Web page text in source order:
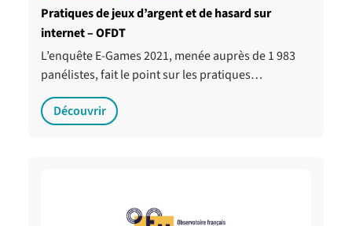
Pratiques de jeux d’argent et de hasard sur
internet – OFDT
L’enquête E-Games 2021, menée auprès de 1 983
panélistes, fait le point sur les pratiques…
Découvrir